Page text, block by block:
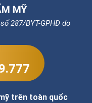
287/BYT-GPHĐ do
trên toàn quốc